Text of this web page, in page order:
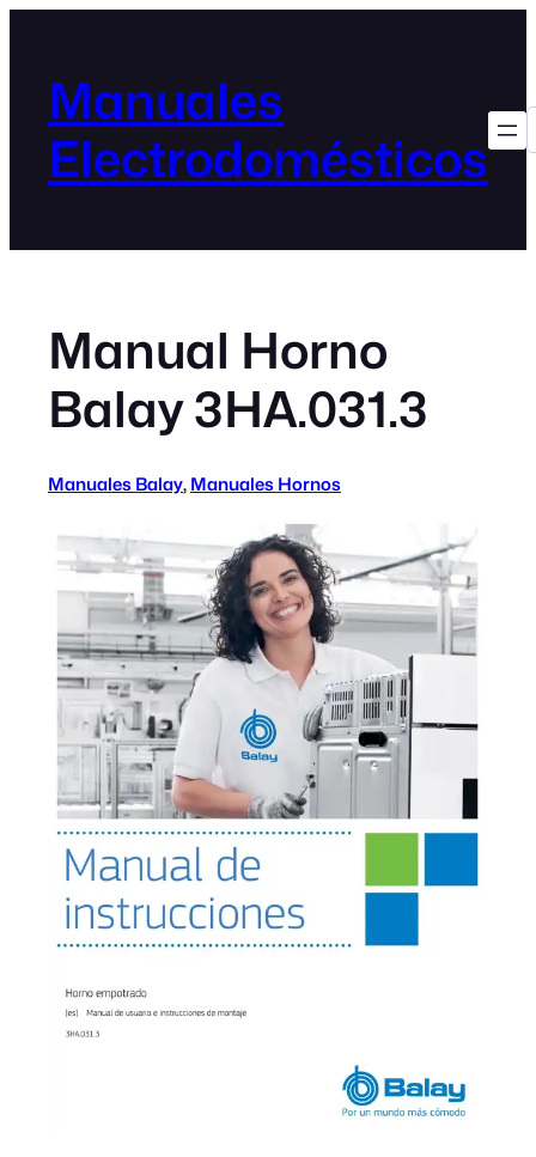
Manuales
Electrodomésticos
Manual Horno
Balay 3HA.031.3
Manuales Balay, Manuales Hornos